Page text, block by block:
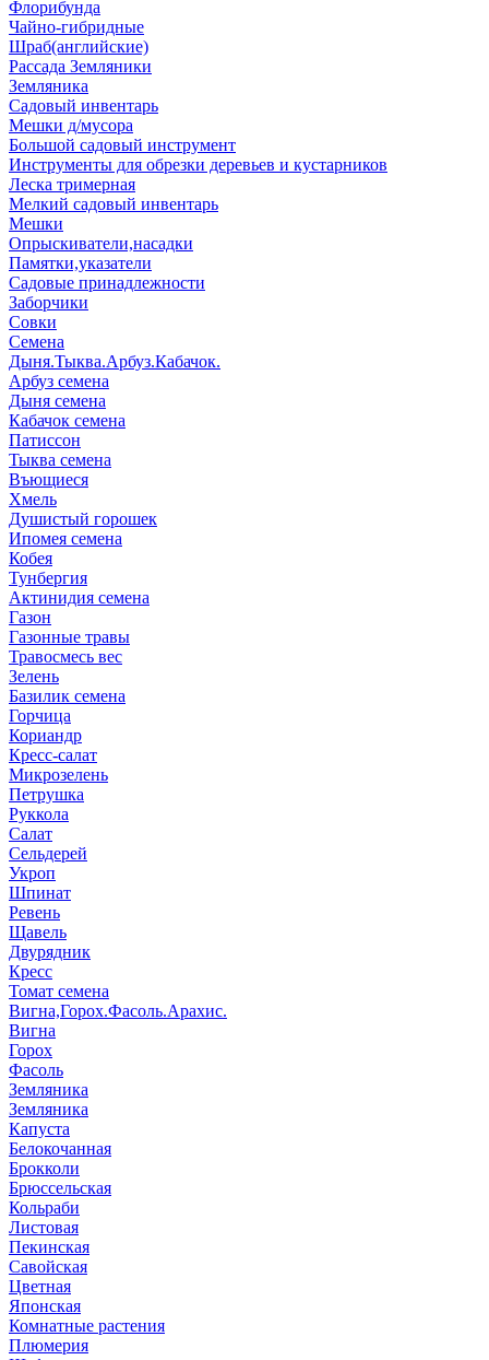
Флорибунда
Чайно-гибридные
Шраб(английские)
Рассада Земляники
Земляника
Садовый инвентарь
Мешки д/мусора
Большой садовый инструмент
Инструменты для обрезки деревьев и кустарников
Леска тримерная
Мелкий садовый инвентарь
Мешки
Опрыскиватели,насадки
Памятки,указатели
Садовые принадлежности
Заборчики
Совки
Семена
Дыня.Тыква.Арбуз.Кабачок.
Арбуз семена
Дыня семена
Кабачок семена
Патиссон
Тыква семена
Въющиеся
Хмель
Душистый горошек
Ипомея семена
Кобея
Тунбергия
Актинидия семена
Газон
Газонные травы
Травосмесь вес
Зелень
Базилик семена
Горчица
Кориандр
Кресс-салат
Микрозелень
Петрушка
Руккола
Салат
Сельдерей
Укроп
Шпинат
Ревень
Щавель
Двурядник
Кресс
Томат семена
Вигна,Горох.Фасоль.Арахис.
Вигна
Горох
Фасоль
Земляника
Земляника
Капуста
Белокочанная
Брокколи
Брюссельская
Кольраби
Листовая
Пекинская
Савойская
Цветная
Японская
Комнатные растения
Плюмерия